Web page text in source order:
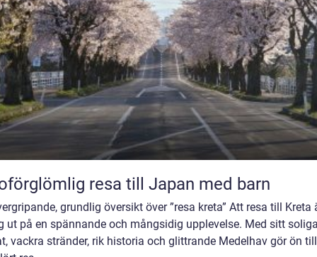
resa till Japan med barn
grundlig översikt över ”resa kreta” Att resa till Kreta
ut på en spännande och mångsidig upplevelse. Med sitt
vackra stränder, rik historia och glittrande Medelhav gör ön